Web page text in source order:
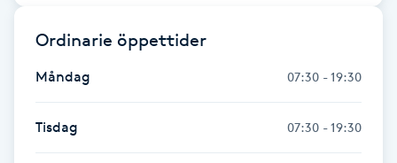
Ordinarie öppettider
Måndag 07:30 - 19:30
Tisdag 07:30 - 19:30